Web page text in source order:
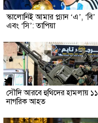
স্কালোনিই আমার প্ল্যান ‘এ’, ‘বি’
এবং ‘সি’: তাপিয়া
সৌদি আরবে হুথিদের হামলায় ১১
নাগরিক আহত